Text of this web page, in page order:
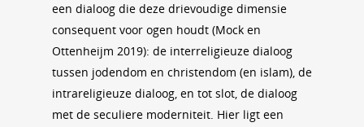
een dialoog die deze drievoudige dimensie
consequent voor ogen houdt (Mock en
Ottenheijm 2019): de interreligieuze dialoog
tussen jodendom en christendom (en islam), de
intrareligieuze dialoog, en tot slot, de dialoog
met de seculiere moderniteit. Hier ligt een